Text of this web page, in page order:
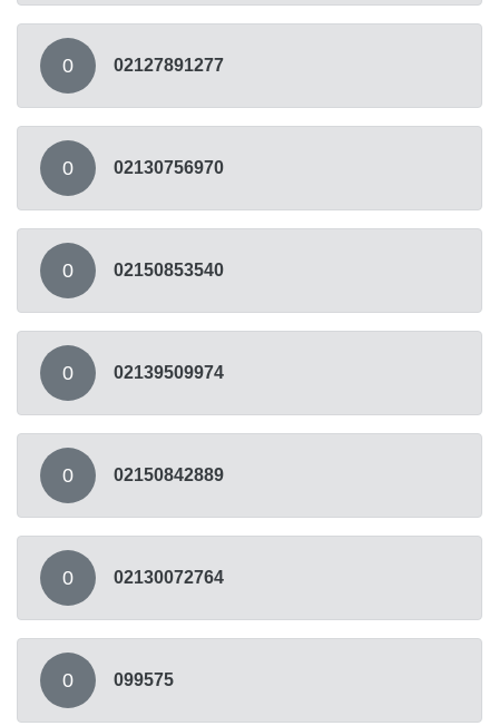
0 02127891277
0 02130756970
0 02150853540
0 02139509974
0 02150842889
0 02130072764
0 099575